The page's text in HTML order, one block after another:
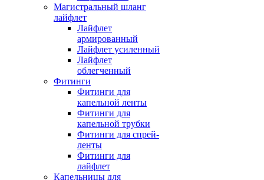
Магистральный шланг
лайфлет
Лайфлет
армированный
Лайфлет усиленный
Лайфлет
облегченный
Фитинги
Фитинги для
капельной ленты
Фитинги для
капельной трубки
Фитинги для спрей-
ленты
Фитинги для
лайфлет
Капельницы для